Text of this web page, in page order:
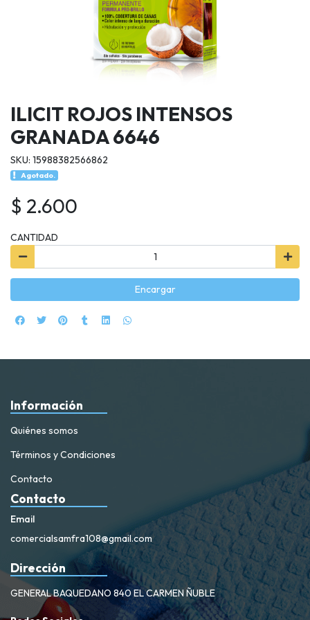
ILICIT ROJOS INTENSOS
GRANADA 6646
SKU: 15988382566862
Agotado.
$ 2.600
CANTIDAD
Encargar
Información
Quiénes somos
Términos y Condiciones
Contacto
Contacto
Email
comercialsamfra108@gmail.com
Dirección
GENERAL BAQUEDANO 840 EL CARMEN ÑUBLE